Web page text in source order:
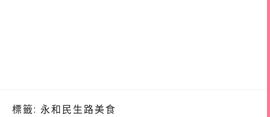
標籤: 永和民生路美食